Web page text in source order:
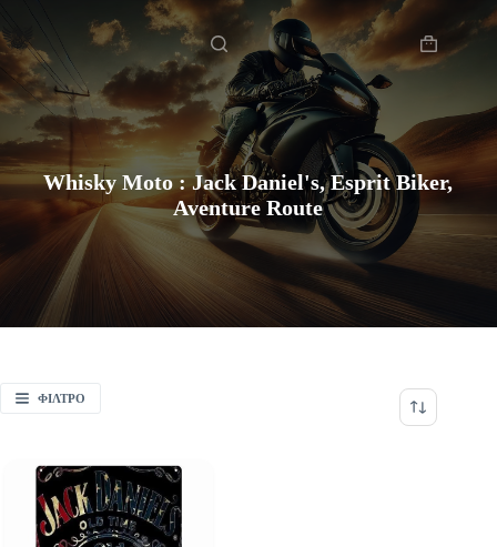
στο
περιεχόμενο
Καλάθι
Αγορών
Whisky Moto : Jack Daniel's, Esprit Biker,
Aventure Route
ΦΊΛΤΡΟ